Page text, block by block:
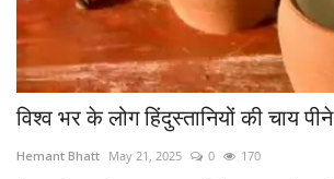
विश्व भर के लोग हिंदुस्तानियों की चाय
Hemant Bhatt May 21, 2025 0 170